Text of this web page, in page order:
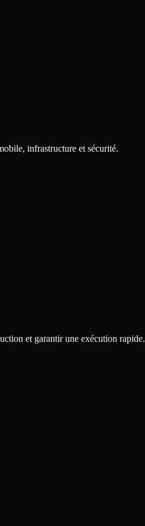
infrastructure et sécurité.
et garantir une exécution rapide.